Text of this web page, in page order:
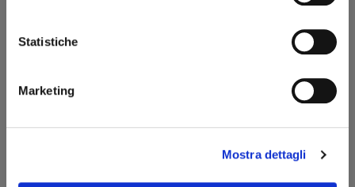
Statistiche
Marketing
Mostra dettagli